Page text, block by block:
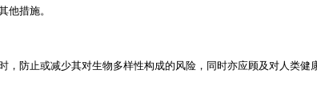
措施。
止或减少其对生物多样性构成的风险，同时亦应顾及对人类健